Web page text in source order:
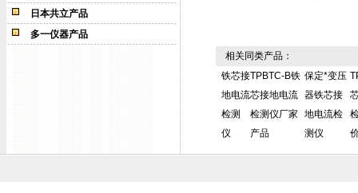
日本共立产品
多一仪器产品
相关同类产品：
铁芯接
地电流
检测
仪
TPBTC-B铁
芯接地电流
检测仪厂家
产品
保定*变压
器铁芯接
地电流检
测仪